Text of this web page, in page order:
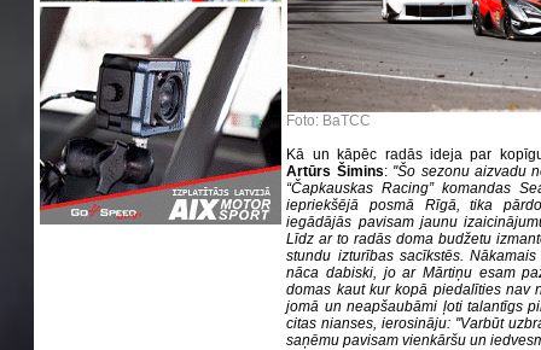
Foto: BaTCC
Kā un kāpēc radās ideja par
Artūrs Šimins: ''Šo sezonu aizvadu
“Čapkauskas Racing” komandas
iepriekšējā posmā Rīgā, tika
iegādājās pavisam jaunu
Līdz ar to radās doma budžetu
stundu izturības sacīkstēs.
nāca dabiski, jo ar Mārtiņu esam
domas kaut kur kopā piedalīties nav
jomā un neapšaubāmi ļoti talantīgs
citas nianses, ierosināju: ''Varbūt
saņēmu pavisam vienkāršu un